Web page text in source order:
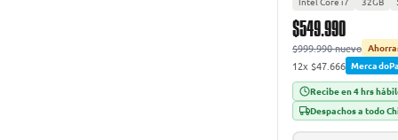
$549.990
$999.990 nuevo
12x $47.666
Recibe en 4 hrs
Despachos a todo